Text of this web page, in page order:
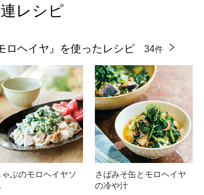
レシピ
ロヘイヤ』を使ったレシピ 34件
ゃぶのモロヘイヤソ
さばみそ缶とモロヘイヤ
の冷や汁